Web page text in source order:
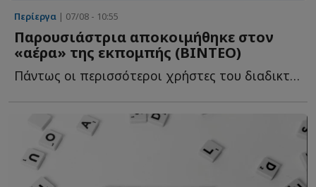
Περίεργα | 07/08 - 10:55
Παρουσιάστρια αποκοιμήθηκε στον
«αέρα» της εκπομπής (ΒΙΝΤΕΟ)
Πάντως οι περισσότεροι χρήστες του διαδικτύου δεν σ...